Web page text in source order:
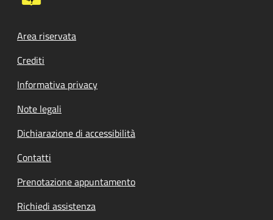
Footer menu
Area riservata
Crediti
Informativa privacy
Note legali
Dichiarazione di accessibilità
Contatti
Prenotazione appuntamento
Richiedi assistenza